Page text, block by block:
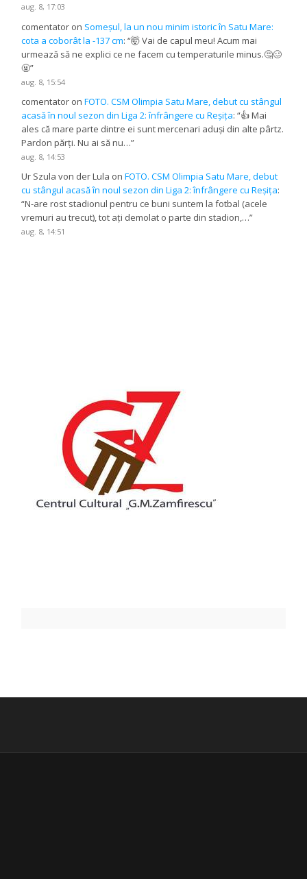
aug. 8, 17:03
comentator on Someșul, la un nou minim istoric în Satu Mare:
cota a coborât la -137 cm: “🤯 Vai de capul meu! Acum mai
urmează să ne explici ce ne facem cu temperaturile minus.🤔🥴
🤬”
aug. 8, 15:54
comentator onFOTO. CSM Olimpia Satu Mare, debut cu stângul
acasă în noul sezon din Liga 2: înfrângere cu Reșița: “👍 Mai
ales că mare parte dintre ei sunt mercenari aduși din alte pârtz.
Pardon părți. Nu ai să nu…”
aug. 8, 14:53
Ur Szula von der Lula onFOTO. CSM Olimpia Satu Mare, debut
cu stângul acasă în noul sezon din Liga 2: înfrângere cu Reșița:
“N-are rost stadionul pentru ce buni suntem la fotbal (acele
vremuri au trecut), tot ați demolat o parte din stadion,…”
aug. 8, 14:51